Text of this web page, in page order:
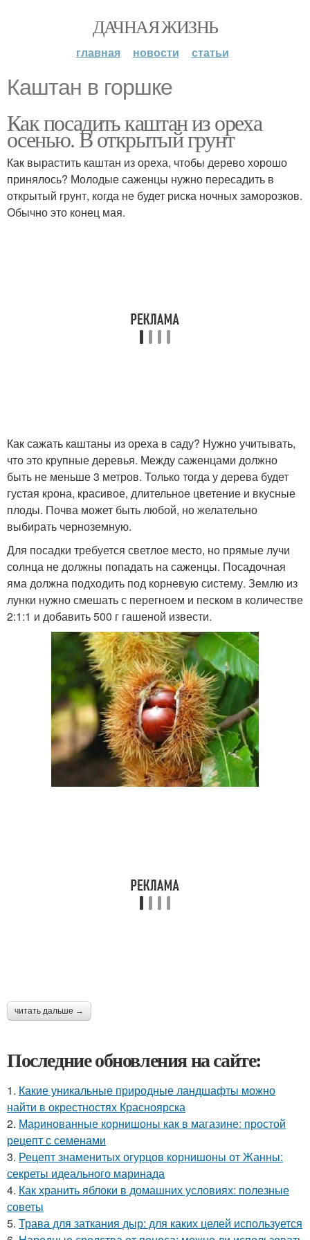
ДАЧНАЯ ЖИЗНЬ
главная новости статьи
Каштан в горшке
Как посадить каштан из ореха
осенью. В открытый грунт
Как вырастить каштан из ореха, чтобы дерево хорошо
принялось? Молодые саженцы нужно пересадить в
открытый грунт, когда не будет риска ночных заморозков.
Обычно это конец мая.
Как сажать каштаны из ореха в саду? Нужно учитывать,
что это крупные деревья. Между саженцами должно
быть не меньше 3 метров. Только тогда у дерева будет
густая крона, красивое, длительное цветение и вкусные
плоды. Почва может быть любой, но желательно
выбирать черноземную.
Для посадки требуется светлое место, но прямые лучи
солнца не должны попадать на саженцы. Посадочная
яма должна подходить под корневую систему. Землю из
лунки нужно смешать с перегноем и песком в количестве
2:1:1 и добавить 500 г гашеной извести.
читать дальше →
Последние обновления на сайте:
1. Какие уникальные природные ландшафты можно
найти в окрестностях Красноярска
2. Маринованные корнишоны как в магазине: простой
рецепт с семенами
3. Рецепт знаменитых огурцов корнишоны от Жанны:
секреты идеального маринада
4. Как хранить яблоки в домашних условиях: полезные
советы
5. Трава для заткания дыр: для каких целей используется